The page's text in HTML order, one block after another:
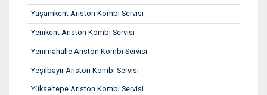
Yaşamkent Ariston Kombi Servisi
Yenikent Ariston Kombi Servisi
Yenimahalle Ariston Kombi Servisi
Yeşilbayır Ariston Kombi Servisi
Yükseltepe Ariston Kombi Servisi